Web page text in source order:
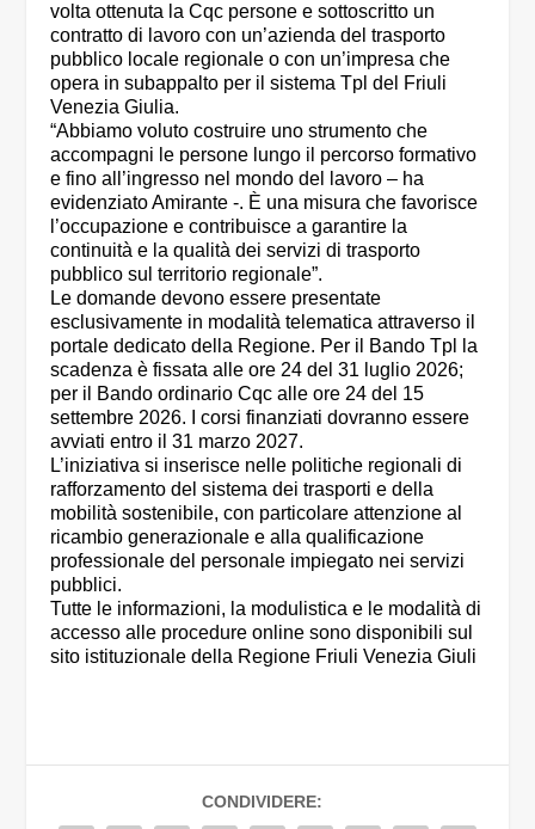
volta ottenuta la Cqc persone e sottoscritto un
contratto di lavoro con un’azienda del trasporto
pubblico locale regionale o con un’impresa che
opera in subappalto per il sistema Tpl del Friuli
Venezia Giulia.
“Abbiamo voluto costruire uno strumento che
accompagni le persone lungo il percorso formativo
e fino all’ingresso nel mondo del lavoro – ha
evidenziato Amirante -. È una misura che favorisce
l’occupazione e contribuisce a garantire la
continuità e la qualità dei servizi di trasporto
pubblico sul territorio regionale”.
Le domande devono essere presentate
esclusivamente in modalità telematica attraverso il
portale dedicato della Regione. Per il Bando Tpl la
scadenza è fissata alle ore 24 del 31 luglio 2026;
per il Bando ordinario Cqc alle ore 24 del 15
settembre 2026. I corsi finanziati dovranno essere
avviati entro il 31 marzo 2027.
L’iniziativa si inserisce nelle politiche regionali di
rafforzamento del sistema dei trasporti e della
mobilità sostenibile, con particolare attenzione al
ricambio generazionale e alla qualificazione
professionale del personale impiegato nei servizi
pubblici.
Tutte le informazioni, la modulistica e le modalità di
accesso alle procedure online sono disponibili sul
sito istituzionale della Regione Friuli Venezia Giuli
CONDIVIDERE: